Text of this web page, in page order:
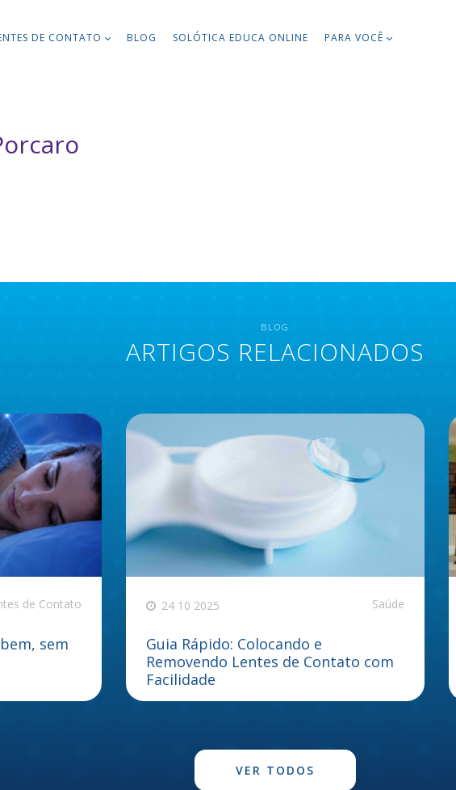
DE CONTATO BLOG SOLÓTICA EDUCA ONLINE PARA VOCÊ
BLOG
ARTIGOS RELACIONADOS
de Contato
sem
24 10 2025 Saúde
Guia Rápido: Colocando e
Removendo Lentes de Contato com
Facilidade
VER TODOS